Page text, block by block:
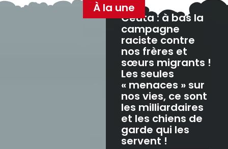
À la une
Ceuta : à bas la
campagne
raciste contre
nos frères et
sœurs migrants !
Les seules
« menaces » sur
nos vies, ce sont
les milliardaires
et les chiens de
garde qui les
servent !